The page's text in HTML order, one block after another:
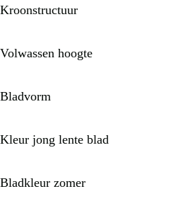
Kroonstructuur
Volwassen hoogte
Bladvorm
Kleur jong lente blad
Bladkleur zomer